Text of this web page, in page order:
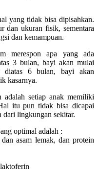
yang tidak bisa dipisahkan.
dan ukuran fisik, sementara
dan kemampuan.
merespon apa yang ada
3 bulan, bayi akan mulai
diatas 6 bulan, bayi akan
kasarnya.
adalah setiap anak memiliki
itu pun tidak bisa dicapai
dari lingkungan sekitar.
optimal adalah :
asam lemak, dan protein